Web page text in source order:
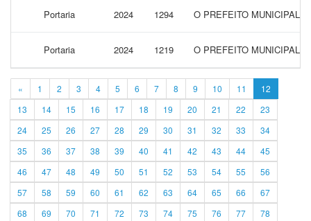
Portaria 2024 1294 O PREFEITO MUNICIPAL
Portaria 2024 1219 O PREFEITO MUNICIPAL
« 1 2 3 4 5 6 7 8 9 10 11
12
13
14 15 16 17 18 19 20 21 22
23
24
25 26 27 28 29 30 31 32 33
34
35
36 37 38 39 40 41 42 43 44
45
46
47 48 49 50 51 52 53 54 55
56
57
58 59 60 61 62 63 64 65 66
67
68
69 70 71 72 73 74 75 76 77 78